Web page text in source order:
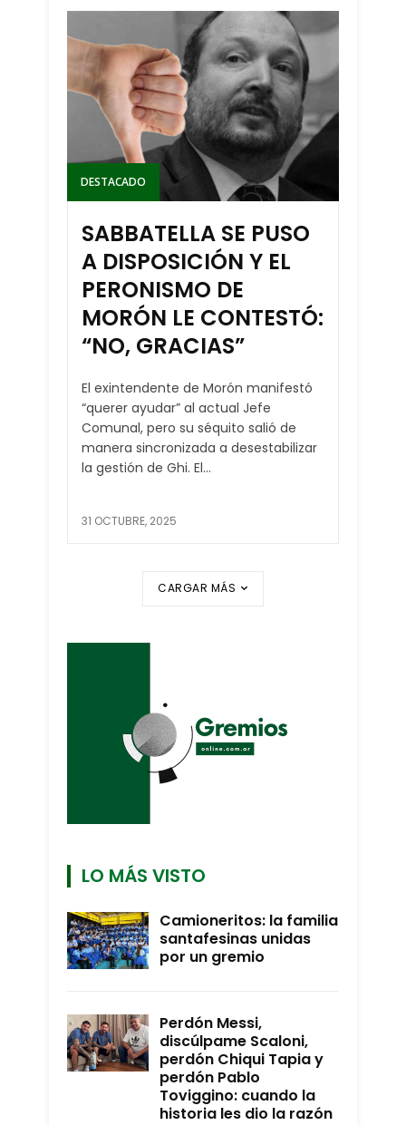
DESTACADO
SABBATELLA SE PUSO
A DISPOSICIÓN Y EL
PERONISMO DE
MORÓN LE CONTESTÓ:
“NO, GRACIAS”
El exintendente de Morón manifestó
“querer ayudar” al actual Jefe
Comunal, pero su séquito salió de
manera sincronizada a desestabilizar
la gestión de Ghi. El...
31 OCTUBRE, 2025
CARGAR MÁS
LO MÁS VISTO
Camioneritos: la familia
santafesinas unidas
por un gremio
Perdón Messi,
discúlpame Scaloni,
perdón Chiqui Tapia y
perdón Pablo
Toviggino: cuando la
historia les dio la razón